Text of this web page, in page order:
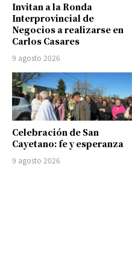
Invitan a la Ronda
Interprovincial de
Negocios a realizarse en
Carlos Casares
9 agosto 2026
Celebración de San
Cayetano: fe y esperanza
9 agosto 2026